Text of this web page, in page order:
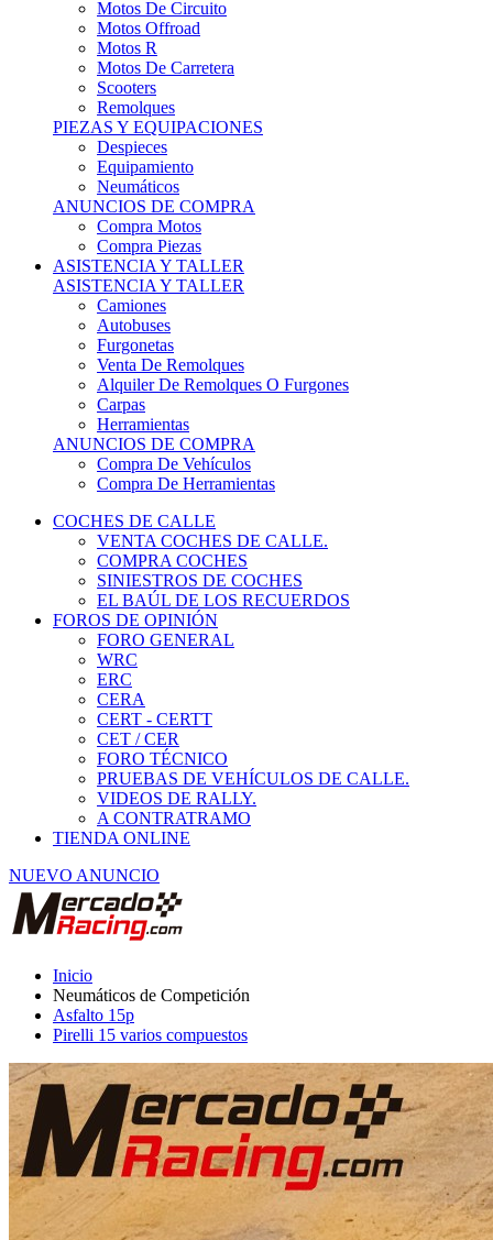
Motos R
Motos De Carretera
Scooters
Remolques
PIEZAS Y EQUIPACIONES
Despieces
Equipamiento
Neumáticos
ANUNCIOS DE COMPRA
Compra Motos
Compra Piezas
ASISTENCIA Y TALLER
ASISTENCIA Y TALLER
Camiones
Autobuses
Furgonetas
Venta De Remolques
Alquiler De Remolques O Furgones
Carpas
Herramientas
ANUNCIOS DE COMPRA
Compra De Vehículos
Compra De Herramientas
COCHES DE CALLE
VENTA COCHES DE CALLE.
COMPRA COCHES
SINIESTROS DE COCHES
EL BAÚL DE LOS RECUERDOS
FOROS DE OPINIÓN
FORO GENERAL
WRC
ERC
CERA
CERT - CERTT
CET / CER
FORO TÉCNICO
PRUEBAS DE VEHÍCULOS DE CALLE.
VIDEOS DE RALLY.
A CONTRATRAMO
TIENDA ONLINE
NUEVO ANUNCIO
Neumáticos de Competición
Asfalto 15p
Pirelli 15 varios compuestos